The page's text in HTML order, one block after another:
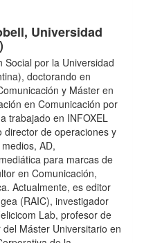
Universidad
Social por la Universidad
doctorando en
y Máster en
en Comunicación por
trabajado en INFOXEL
director de operaciones y
AD,
para marcas de
en Comunicación,
Actualmente, es editor
(RAIC), investigador
Lab, profesor de
Máster Universitario en